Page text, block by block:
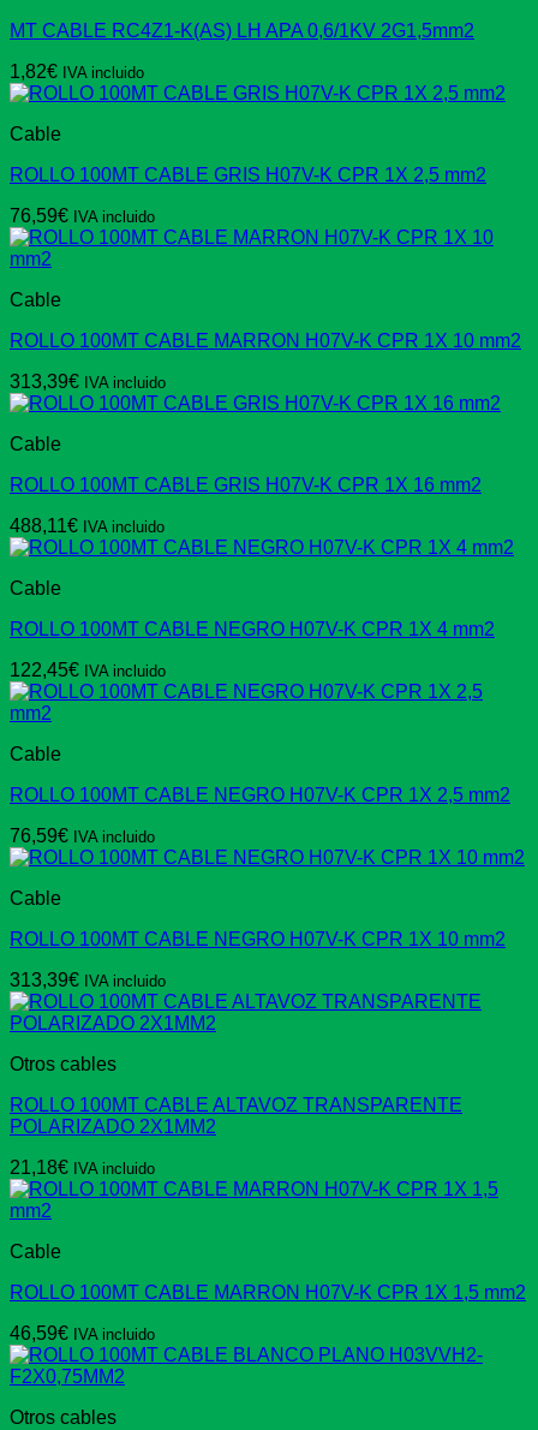
MT CABLE RC4Z1-K(AS) LH APA 0,6/1KV 2G1,5mm2
1,82€ IVA incluido
Cable
ROLLO 100MT CABLE GRIS H07V-K CPR 1X 2,5 mm2
76,59€ IVA incluido
Cable
ROLLO 100MT CABLE MARRON H07V-K CPR 1X 10 mm2
313,39€ IVA incluido
Cable
ROLLO 100MT CABLE GRIS H07V-K CPR 1X 16 mm2
488,11€ IVA incluido
Cable
ROLLO 100MT CABLE NEGRO H07V-K CPR 1X 4 mm2
122,45€ IVA incluido
Cable
ROLLO 100MT CABLE NEGRO H07V-K CPR 1X 2,5 mm2
76,59€ IVA incluido
Cable
ROLLO 100MT CABLE NEGRO H07V-K CPR 1X 10 mm2
313,39€ IVA incluido
Otros cables
ROLLO 100MT CABLE ALTAVOZ TRANSPARENTE
POLARIZADO 2X1MM2
21,18€ IVA incluido
Cable
ROLLO 100MT CABLE MARRON H07V-K CPR 1X 1,5 mm2
46,59€ IVA incluido
Otros cables